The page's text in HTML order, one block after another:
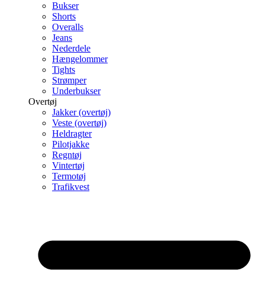
Bukser
Shorts
Overalls
Jeans
Nederdele
Hængelommer
Tights
Strømper
Underbukser
Overtøj
Jakker (overtøj)
Veste (overtøj)
Heldragter
Pilotjakke
Regntøj
Vintertøj
Termotøj
Trafikvest